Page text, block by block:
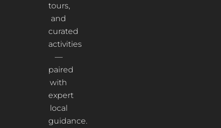
tours,
and
curated
activities
—
paired
with
expert
local
guidance.